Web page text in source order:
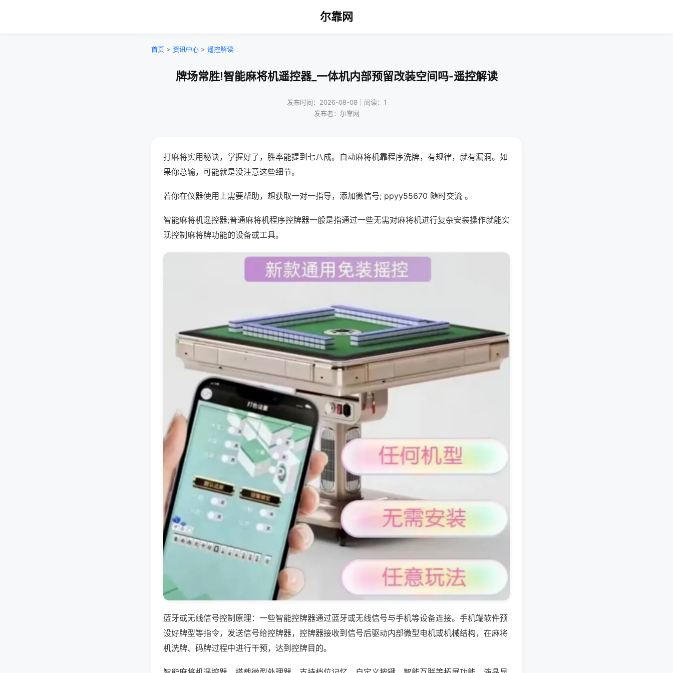
尔靠网
首页 > 资讯中心 > 遥控解读
牌场常胜!智能麻将机遥控器_一体机内部预留改装空间吗-遥控解读
发布时间：2026-08-08｜阅读：1
发布者：尔靠网
打麻将实用秘诀，掌握好了，胜率能提到七八成。自动麻将机靠程序洗牌，有规律，就有漏洞。如
果你总输，可能就是没注意这些细节。
若你在仪器使用上需要帮助，想获取一对一指导，添加微信号; ppyy55670 随时交流 。
智能麻将机遥控器;普通麻将机程序控牌器一般是指通过一些无需对麻将机进行复杂安装操作就能实
现控制麻将牌功能的设备或工具。
蓝牙或无线信号控制原理：一些智能控牌器通过蓝牙或无线信号与手机等设备连接。手机端软件预
设好牌型等指令，发送信号给控牌器，控牌器接收到信号后驱动内部微型电机或机械结构，在麻将
机洗牌、码牌过程中进行干预，达到控牌目的。